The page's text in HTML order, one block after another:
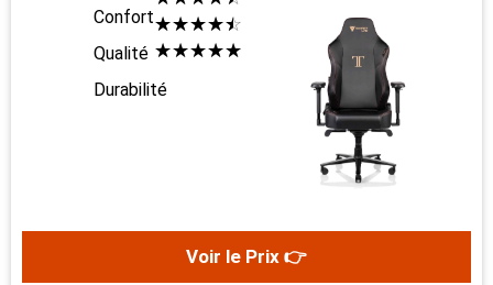
Confort
Qualité
Durabilité
☆☆☆☆☆
☆☆☆☆☆
Voir le Prix 👉